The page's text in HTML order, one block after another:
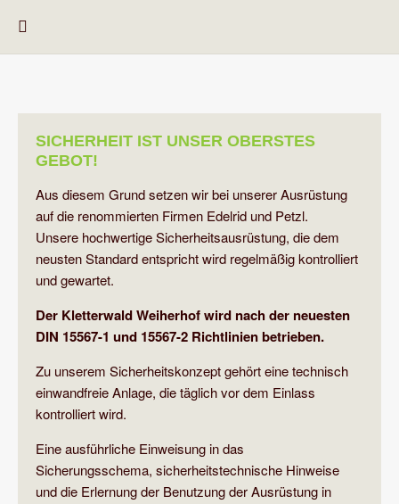
SICHERHEIT IST UNSER OBERSTES
GEBOT!
Aus diesem Grund setzen wir bei unserer Ausrüstung
auf die renommierten Firmen Edelrid und Petzl.
Unsere hochwertige Sicherheitsausrüstung, die dem
neusten Standard entspricht wird regelmäßig kontrolliert
und gewartet.
Der Kletterwald Weiherhof wird nach der neuesten
DIN 15567-1 und 15567-2 Richtlinien betrieben.
Zu unserem Sicherheitskonzept gehört eine technisch
einwandfreie Anlage, die täglich vor dem Einlass
kontrolliert wird.
Eine ausführliche Einweisung in das
Sicherungsschema, sicherheitstechnische Hinweise
und die Erlernung der Benutzung der Ausrüstung in